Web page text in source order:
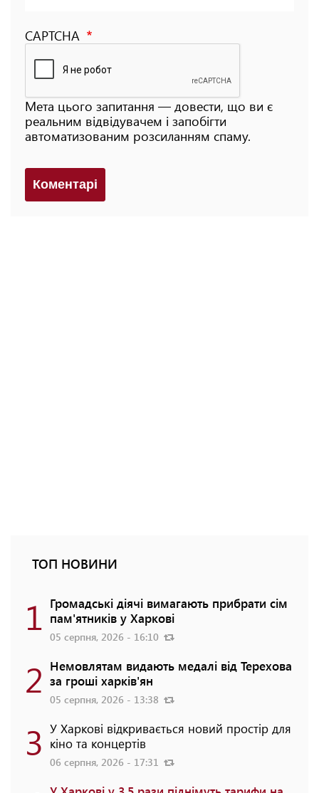
CAPTCHA
Мета цього запитання — довести, що ви є
реальним відвідувачем і запобігти
автоматизованим розсиланням спаму.
Коментарi
ТОП НОВИНИ
1 Громадські діячі вимагають прибрати сім
пам'ятників у Харкові
05 серпня, 2026 - 16:10
2 Немовлятам видають медалі від Терехова
за гроші харків'ян
05 серпня, 2026 - 13:38
3 У Харкові відкривається новий простір для
кіно та концертів
06 серпня, 2026 - 17:31